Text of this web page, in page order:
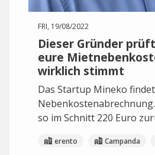
FRI, 19/08/2022
Dieser Gründer
eure
wirklich stimmt
Das Startup Mineko
so im Schnitt 220 Euro
erento Campanda